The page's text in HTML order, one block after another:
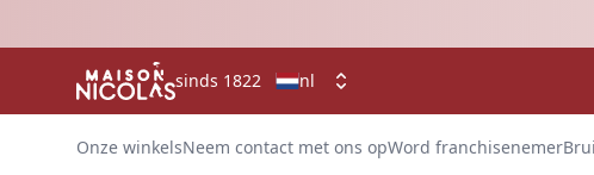
sinds 1822 nl
Onze winkelsNeem contact met ons opWord franchisenemer